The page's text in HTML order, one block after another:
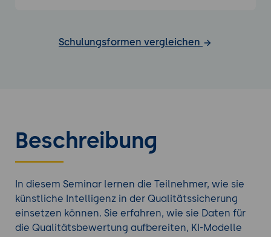
Schulungsformen vergleichen
Beschreibung
In diesem Seminar lernen die Teilnehmer, wie sie
künstliche Intelligenz in der Qualitätssicherung
einsetzen können. Sie erfahren, wie sie Daten für
die Qualitätsbewertung aufbereiten, KI-Modelle